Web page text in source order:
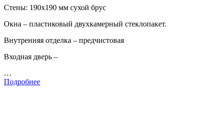
Стены: 190х190 мм сухой брус
Окна – пластиковый двухкамерный стеклопакет.
Внутренняя отделка – предчистовая
Входная дверь –
…
Подробнее